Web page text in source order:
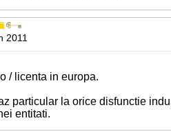
2011
/ licenta in europa.
particular la orice disfunctie
entitati.